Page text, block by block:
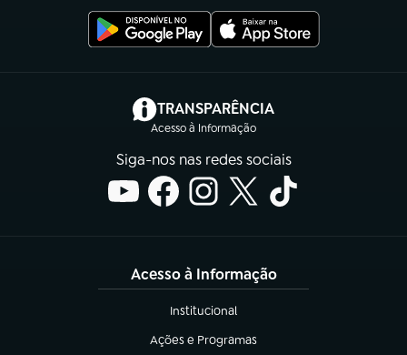
TRANSPARÊNCIA
Acesso à Informação
(abre em nova aba)
Siga-nos nas redes sociais
Acesso à Informação
Institucional
(abre em nova aba)
Ações e Programas
(abre em nova aba)